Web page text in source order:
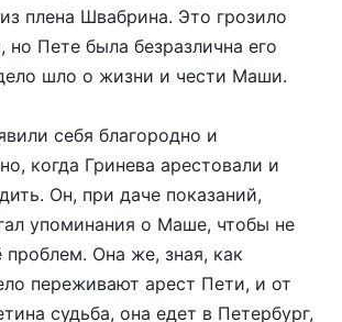
плена Швабрина. Это грозило
но Пете была безразлична его
шло о жизни и чести Маши.
себя благородно и
когда Гринева арестовали и
Он, при даче показаний,
упоминания о Маше, чтобы не
проблем. Она же, зная, как
переживают арест Пети, и от
судьба, она едет в Петербург,